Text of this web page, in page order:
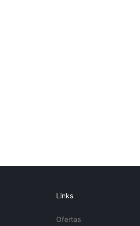
Links
Ofertas